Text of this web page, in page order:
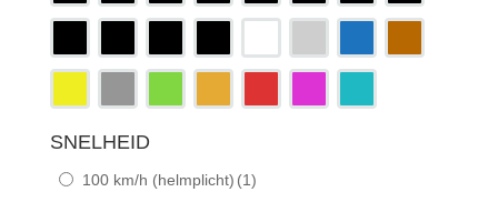
SNELHEID
100 km/h (helmplicht) (1)